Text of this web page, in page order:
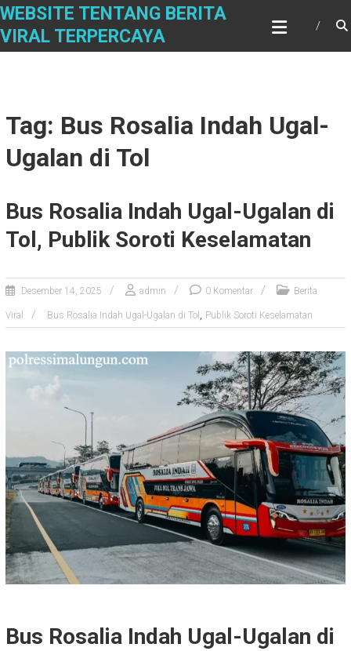
S
WEBSITE TENTANG BERITA
VIRAL TERPERCAYA
Tag: Bus Rosalia Indah Ugal-
Ugalan di Tol
Bus Rosalia Indah Ugal-Ugalan di
Tol, Publik Soroti Keselamatan
Desember 14, 2025 admin 0 Komentar Berita
Viral Bus Rosalia Indah Ugal-Ugalan di Tol , Publik Soroti Keselamatan
Bus Rosalia Indah Ugal-Ugalan di